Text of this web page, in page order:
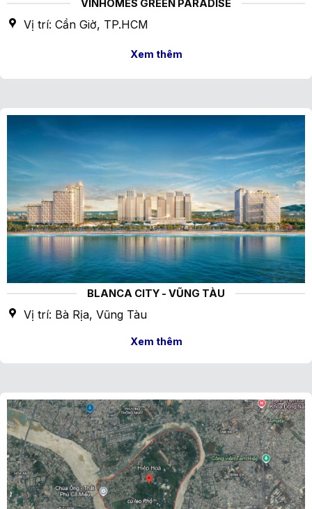
VINHOMES GREEN PARADISE
Vị trí: Cần Giờ, TP.HCM
Xem thêm
BLANCA CITY - VŨNG TÀU
Vị trí: Bà Rịa, Vũng Tàu
Xem thêm